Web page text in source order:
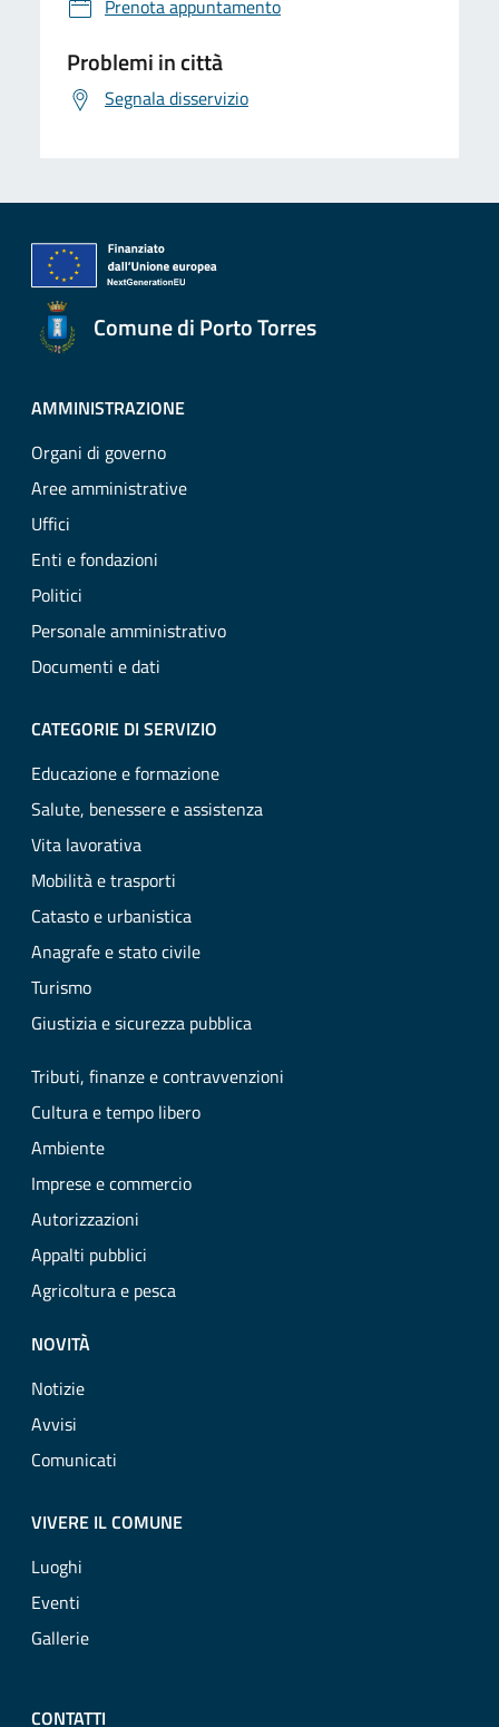
Prenota appuntamento
Problemi in città
Segnala disservizio
Comune di Porto Torres
AMMINISTRAZIONE
Organi di governo
Aree amministrative
Uffici
Enti e fondazioni
Politici
Personale amministrativo
Documenti e dati
CATEGORIE DI SERVIZIO
Educazione e formazione
Salute, benessere e assistenza
Vita lavorativa
Mobilità e trasporti
Catasto e urbanistica
Anagrafe e stato civile
Turismo
Giustizia e sicurezza pubblica
Tributi, finanze e contravvenzioni
Cultura e tempo libero
Ambiente
Imprese e commercio
Autorizzazioni
Appalti pubblici
Agricoltura e pesca
NOVITÀ
Notizie
Avvisi
Comunicati
VIVERE IL COMUNE
Luoghi
Eventi
Gallerie
CONTATTI